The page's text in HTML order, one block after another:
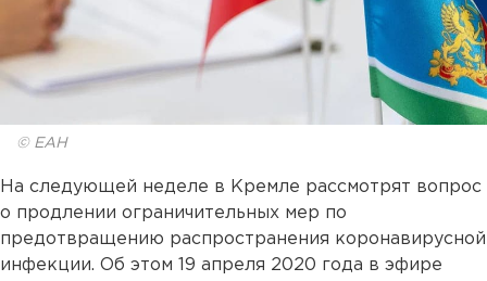
© ЕАН
На следующей неделе в Кремле рассмотрят вопрос
о продлении ограничительных мер по
предотвращению распространения коронавирусной
инфекции. Об этом 19 апреля 2020 года в эфире